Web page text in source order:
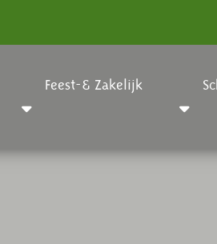
Feest-& Zakelijk